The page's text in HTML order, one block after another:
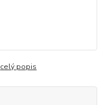
celý popis